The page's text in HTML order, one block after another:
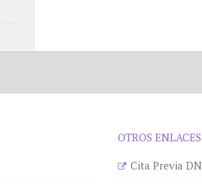
OTROS
Cita Previa